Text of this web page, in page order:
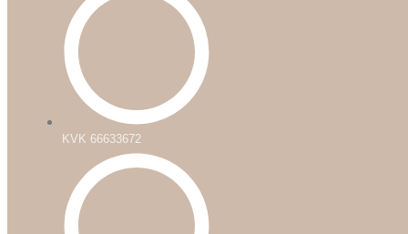
KVK 66633672